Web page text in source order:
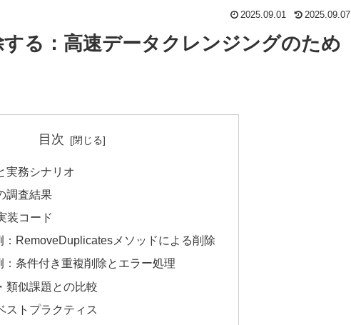
2025.09.01 2025.09.07
る：高速データクレンジングのため
目次
実務シナリオ
調査結果
装コード
：RemoveDuplicatesメソッドによる削除
：条件付き重複削除とエラー処理
類似課題との比較
ストプラクティス